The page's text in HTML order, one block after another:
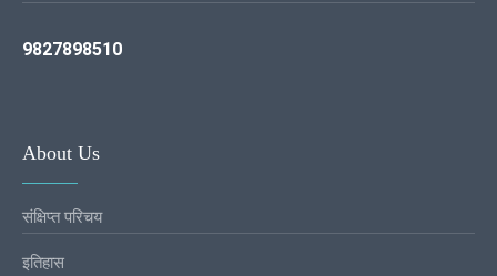
9827898510
About Us
संक्षिप्त परिचय
इतिहास